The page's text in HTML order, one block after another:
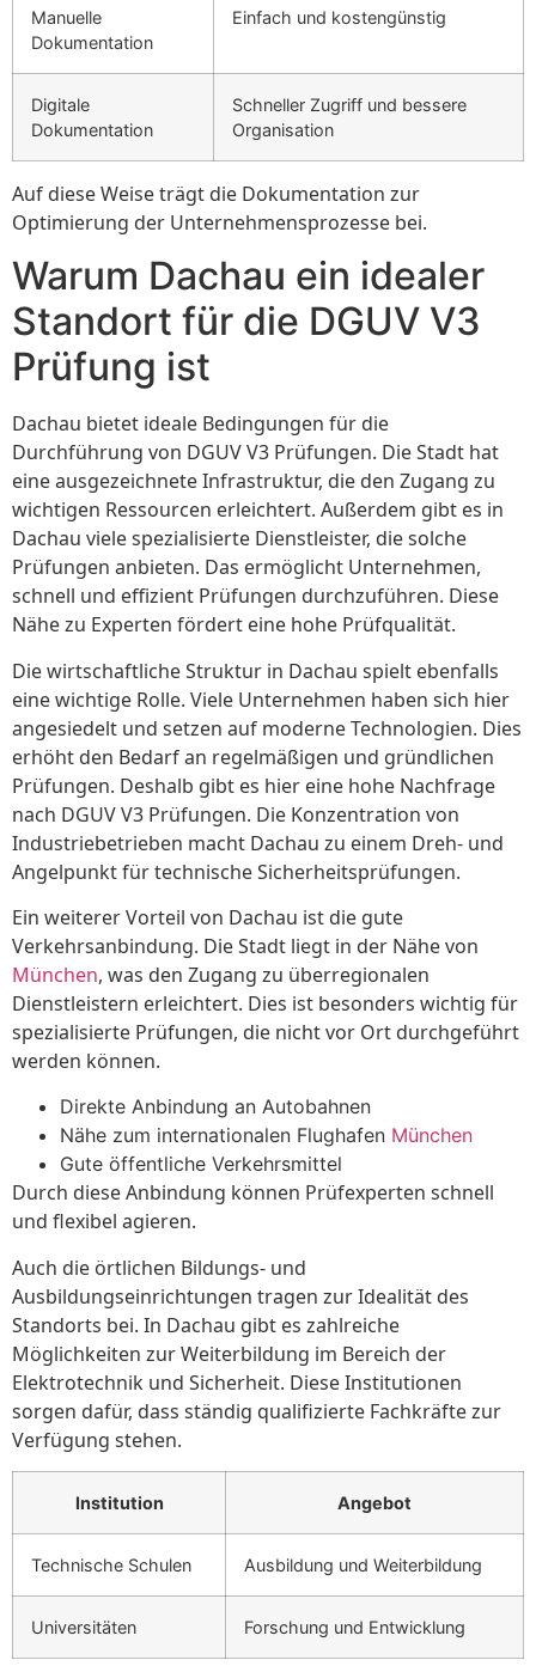
Manuelle
Dokumentation
Einfach und kostengünstig
Digitale
Dokumentation
Schneller Zugriff und bessere
Organisation
Auf diese Weise trägt die Dokumentation zur
Optimierung der Unternehmensprozesse bei.
Warum Dachau ein idealer
Standort für die DGUV V3
Prüfung ist
Dachau bietet ideale Bedingungen für die
Durchführung von DGUV V3 Prüfungen. Die Stadt hat
eine ausgezeichnete Infrastruktur, die den Zugang zu
wichtigen Ressourcen erleichtert. Außerdem gibt es in
Dachau viele spezialisierte Dienstleister, die solche
Prüfungen anbieten. Das ermöglicht Unternehmen,
schnell und effizient Prüfungen durchzuführen. Diese
Nähe zu Experten fördert eine hohe Prüfqualität.
Die wirtschaftliche Struktur in Dachau spielt ebenfalls
eine wichtige Rolle. Viele Unternehmen haben sich hier
angesiedelt und setzen auf moderne Technologien. Dies
erhöht den Bedarf an regelmäßigen und gründlichen
Prüfungen. Deshalb gibt es hier eine hohe Nachfrage
nach DGUV V3 Prüfungen. Die Konzentration von
Industriebetrieben macht Dachau zu einem Dreh- und
Angelpunkt für technische Sicherheitsprüfungen.
Ein weiterer Vorteil von Dachau ist die gute
Verkehrsanbindung. Die Stadt liegt in der Nähe von
München, was den Zugang zu überregionalen
Dienstleistern erleichtert. Dies ist besonders wichtig für
spezialisierte Prüfungen, die nicht vor Ort durchgeführt
werden können.
Direkte Anbindung an Autobahnen
Nähe zum internationalen Flughafen München
Gute öffentliche Verkehrsmittel
Durch diese Anbindung können Prüfexperten schnell
und flexibel agieren.
Auch die örtlichen Bildungs- und
Ausbildungseinrichtungen tragen zur Idealität des
Standorts bei. In Dachau gibt es zahlreiche
Möglichkeiten zur Weiterbildung im Bereich der
Elektrotechnik und Sicherheit. Diese Institutionen
sorgen dafür, dass ständig qualifizierte Fachkräfte zur
Verfügung stehen.
Institution Angebot
Technische Schulen Ausbildung und Weiterbildung
Universitäten Forschung und Entwicklung